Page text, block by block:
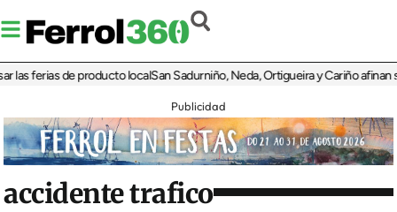
ferias de producto localSan Sadurniño, Neda, Ortigueira y Cariño afinan sus
Publicidad
accidente trafico